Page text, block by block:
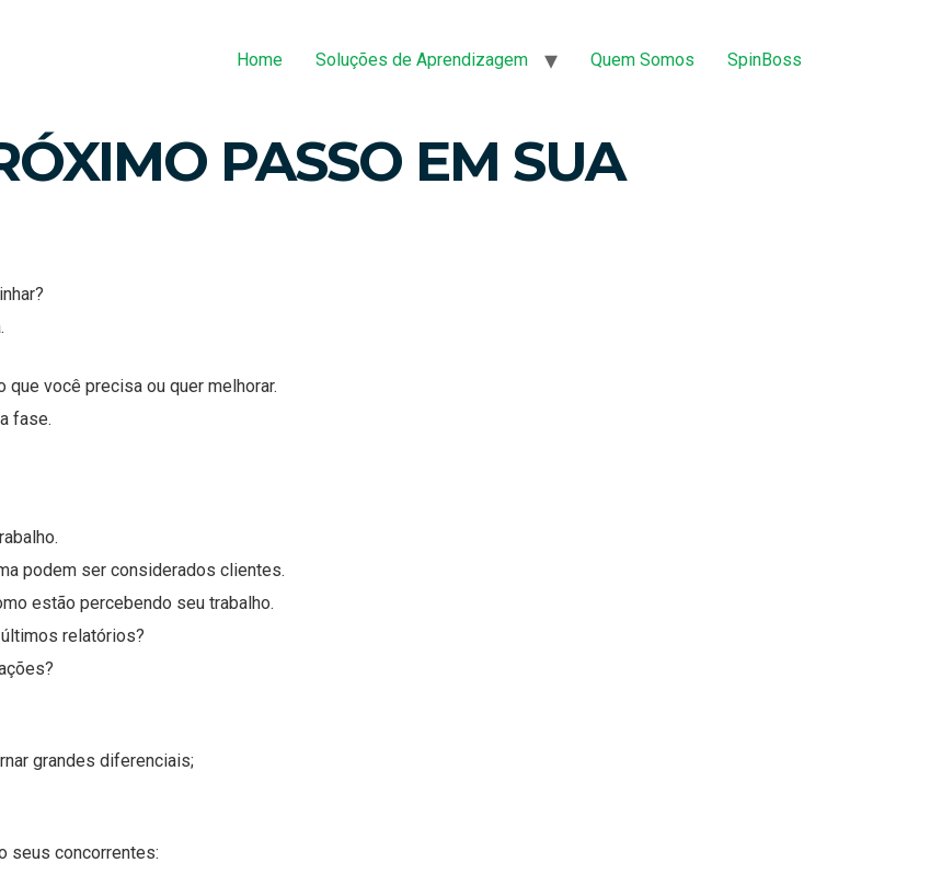
Home Soluções de Aprendizagem Quem Somos SpinBoss
PASSO EM SUA
você precisa ou quer melhorar.
fase.
podem ser considerados clientes.
estão percebendo seu trabalho.
relatórios?
grandes diferenciais;
seus concorrentes: